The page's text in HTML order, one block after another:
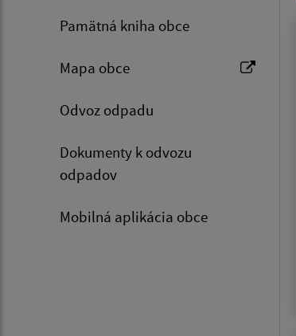
Pamätná kniha obce
Mapa obce
Odvoz odpadu
Dokumenty k odvozu
odpadov
Mobilná aplikácia obce